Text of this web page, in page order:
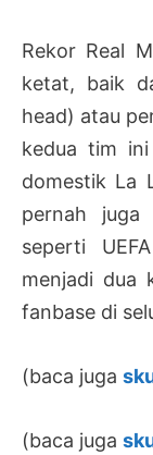
Rekor Real
ketat, baik
head) atau
kedua tim
domestik La
pernah
seperti
menjadi dua
fanbase di
(baca juga
(baca juga